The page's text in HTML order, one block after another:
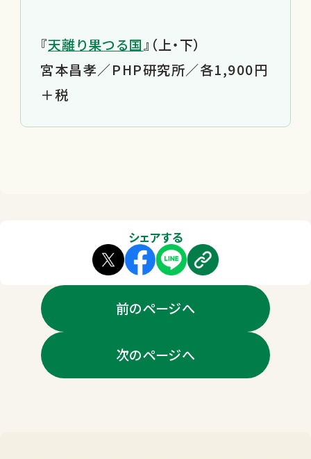
『天離り果つる国』（上・下）
宮本昌孝／PHP研究所／各1,900円
＋税
シェアする
前のページへ
次のページへ